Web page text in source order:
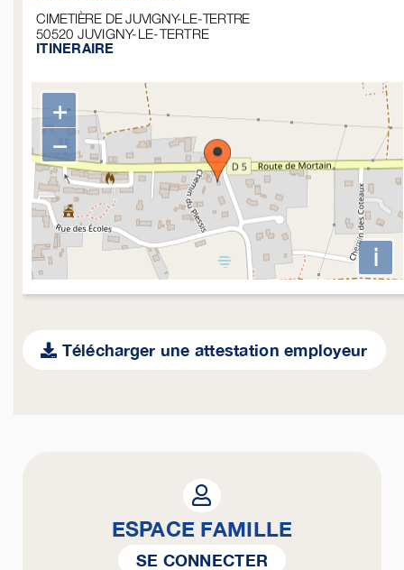
CIMETIÈRE DE JUVIGNY-LE-TERTRE
50520 JUVIGNY-LE-TERTRE
ITINERAIRE
+
−
i
Télécharger une attestation employeur
ESPACE FAMILLE
SE CONNECTER